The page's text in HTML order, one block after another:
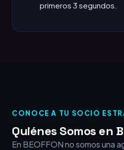
primeros 3 segundos.
CONOCE A TU SOCIO
Quiénes Somos en
En BEOFFON no somos una